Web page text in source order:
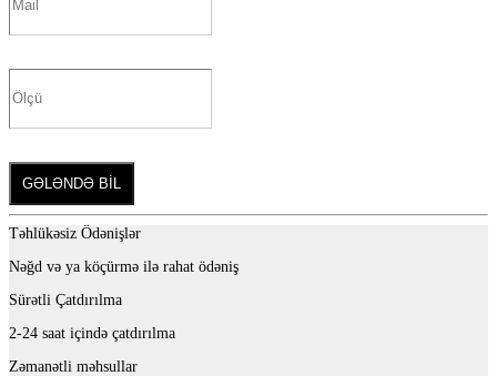
GƏLƏNDƏ BİL
Təhlükəsiz Ödənişlər
Nəğd və ya köçürmə ilə rahat ödəniş
Sürətli Çatdırılma
2-24 saat içində çatdırılma
Zəmanətli məhsullar